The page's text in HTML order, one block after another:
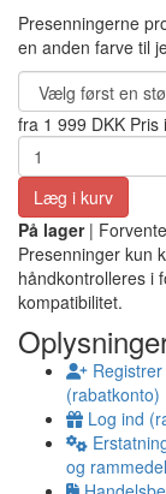
Presenningerne
en anden farve til
fra 1 999 DKK Pris
Læg i kurv
På lager |
Presenninger kun
håndkontrolleres i
kompatibilitet.
(rabatkonto)
Log ind
og